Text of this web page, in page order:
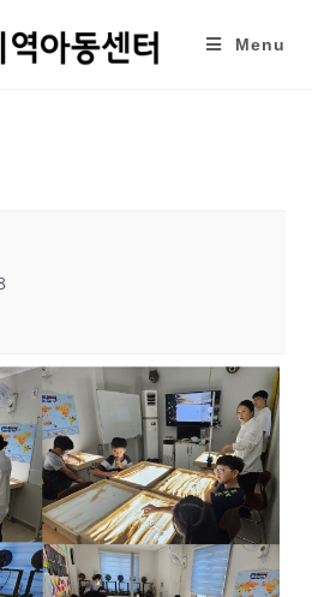
Menu